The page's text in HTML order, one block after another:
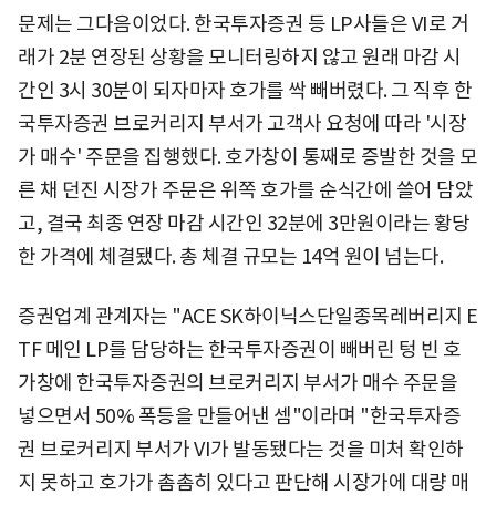
문제는 그다음이었다. 한국투자증권 등 LP사들은 VI로 거
래가 2분 연장된 상황을 모니터링하지 않고 원래 마감 시
간인 3시 30분이 되자마자 호가를 싹 빼버렸다. 그 직후 한
국투자증권 브로커리지 부서가 고객사 요청에 따라 '시장
가 매수' 주문을 집행했다. 호가창이 통째로 증발한 것을 모
른 채 던진 시장가 주문은 위쪽 호가를 순식간에 쓸어 담았
고, 결국 최종 연장 마감 시간인 32분에 3만원이라는 황당
한 가격에 체결됐다. 총 체결 규모는 14억 원이 넘는다.
증권업계 관계자는 "ACE SK하이닉스단일종목레버리지 E
TF 메인 LP를 담당하는 한국투자증권이 빼버린 텅 빈 호
가창에 한국투자증권의 브로커리지 부서가 매수 주문을
넣으면서 50% 폭등을 만들어낸 셈"이라며 "한국투자증
권 브로커리지 부서가 VI가 발동됐다는 것을 미처 확인하
지 못하고 호가가 촘촘히 있다고 판단해 시장가에 대량 매